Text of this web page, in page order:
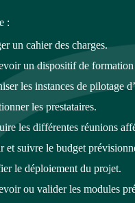
:
un cahier des charges.
un dispositif de
les instances de pilotage
les prestataires.
les différentes réunions
et suivre le budget
le déploiement du projet.
ou valider les modules